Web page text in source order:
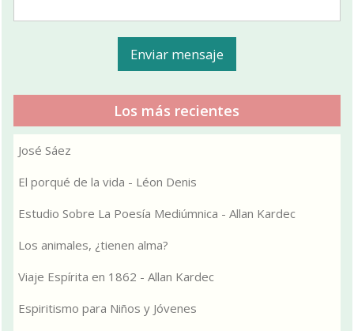
Los más recientes
José Sáez
El porqué de la vida - Léon Denis
Estudio Sobre La Poesía Mediúmnica - Allan Kardec
Los animales, ¿tienen alma?
Viaje Espírita en 1862 - Allan Kardec
Espiritismo para Niños y Jóvenes